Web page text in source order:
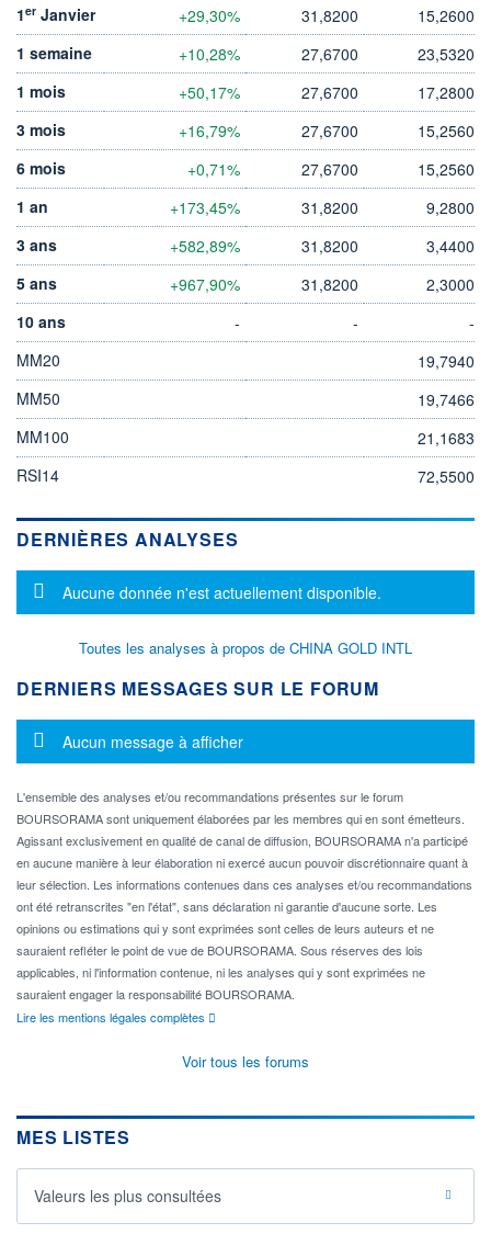
1er Janvier +29,30% 31,8200
15,2600
1 semaine
+10,28% 27,6700
23,5320
1 mois
+50,17% 27,6700
17,2800
3 mois
+16,79% 27,6700
15,2560
6 mois
+0,71% 27,6700
15,2560
1 an
+173,45% 31,8200
9,2800
3 ans
+582,89% 31,8200
3,4400
5 ans
+967,90% 31,8200
2,3000
10 ans
- -
-
MM20
19,7940
MM50
19,7466
MM100
21,1683
RSI14
72,5500
DERNIÈRES ANALYSES
Message d'information
Aucune donnée n'est actuellement disponible.
Toutes les analyses à propos de CHINA GOLD INTL
DERNIERS MESSAGES SUR LE FORUM
Message d'information
Aucun message à afficher
L'ensemble des analyses et/ou recommandations présentes sur le forum
BOURSORAMA sont uniquement élaborées par les membres qui en sont émetteurs.
Agissant exclusivement en qualité de canal de diffusion, BOURSORAMA n'a participé
en aucune manière à leur élaboration ni exercé aucun pouvoir discrétionnaire quant à
leur sélection. Les informations contenues dans ces analyses et/ou recommandations
ont été retranscrites "en l'état", sans déclaration ni garantie d'aucune sorte. Les
opinions ou estimations qui y sont exprimées sont celles de leurs auteurs et ne
sauraient refléter le point de vue de BOURSORAMA. Sous réserves des lois
applicables, ni l'information contenue, ni les analyses qui y sont exprimées ne
sauraient engager la responsabilité BOURSORAMA.
Lire les mentions légales complètes
Voir tous les forums
MES LISTES
Valeurs les plus consultées